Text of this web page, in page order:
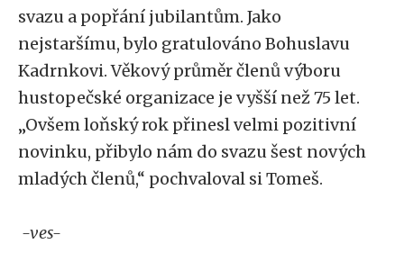
svazu a popřání jubilantům. Jako
nejstaršímu, bylo gratulováno Bohuslavu
Kadrnkovi. Věkový průměr členů výboru
hustopečské organizace je vyšší než 75 let.
„Ovšem loňský rok přinesl velmi pozitivní
novinku, přibylo nám do svazu šest nových
mladých členů,“ pochvaloval si Tomeš.
-ves-